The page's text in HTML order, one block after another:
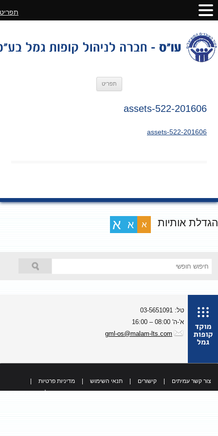
תפריט
201606-assets-522
201606-assets-522
אותיות א א א
טל: 03-5651091
א'-ה' 08:00 – 16:00
gml-os@malam-lts.com
צור קשר עמיתים קישורים תנאי השימוש מדיניות פרטיות
כל הזכויות שמורות
תפריט